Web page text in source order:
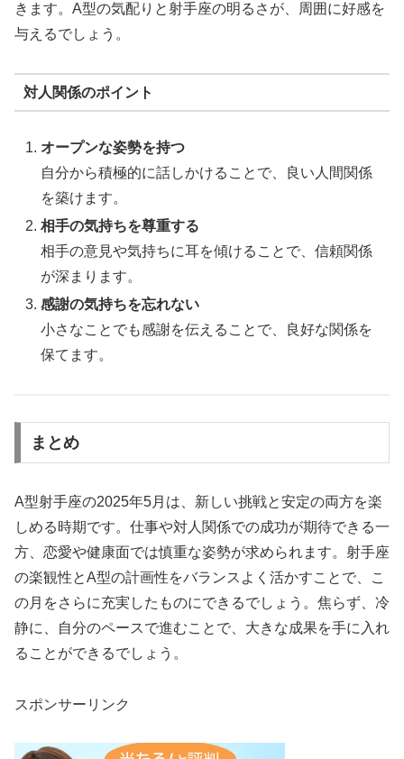
きます。A型の気配りと射手座の明るさが、周囲に好感を
与えるでしょう。
対人関係のポイント
オープンな姿勢を持つ
自分から積極的に話しかけることで、良い人間関係
を築けます。
相手の気持ちを尊重する
相手の意見や気持ちに耳を傾けることで、信頼関係
が深まります。
感謝の気持ちを忘れない
小さなことでも感謝を伝えることで、良好な関係を
保てます。
まとめ
A型射手座の2025年5月は、新しい挑戦と安定の両方を楽
しめる時期です。仕事や対人関係での成功が期待できる一
方、恋愛や健康面では慎重な姿勢が求められます。射手座
の楽観性とA型の計画性をバランスよく活かすことで、こ
の月をさらに充実したものにできるでしょう。焦らず、冷
静に、自分のペースで進むことで、大きな成果を手に入れ
ることができるでしょう。
スポンサーリンク